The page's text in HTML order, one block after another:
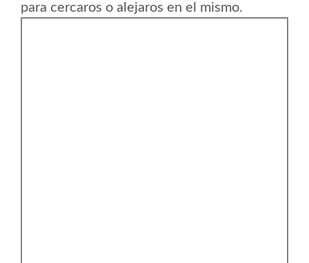
para cercaros o alejaros en el mismo.